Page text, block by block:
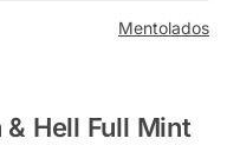
Mentolados
& Hell Full Mint